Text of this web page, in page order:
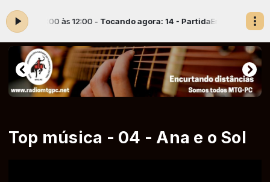
das 10:00 às 12:00 -Tocando agora: 14 - PartidaEncurtando
Top música - 04 - Ana e o Sol